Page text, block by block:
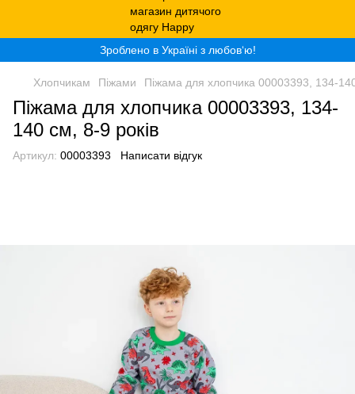
Зроблено в Україні з любов‘ю!
Хлопчикам Піжами Піжама для хлопчика 00003393, 134-
Піжама для хлопчика 00003393, 134-
140 см, 8-9 років
Артикул: 00003393 Написати відгук